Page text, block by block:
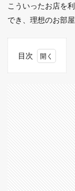
こういったお店を
でき、理想のお部
目次